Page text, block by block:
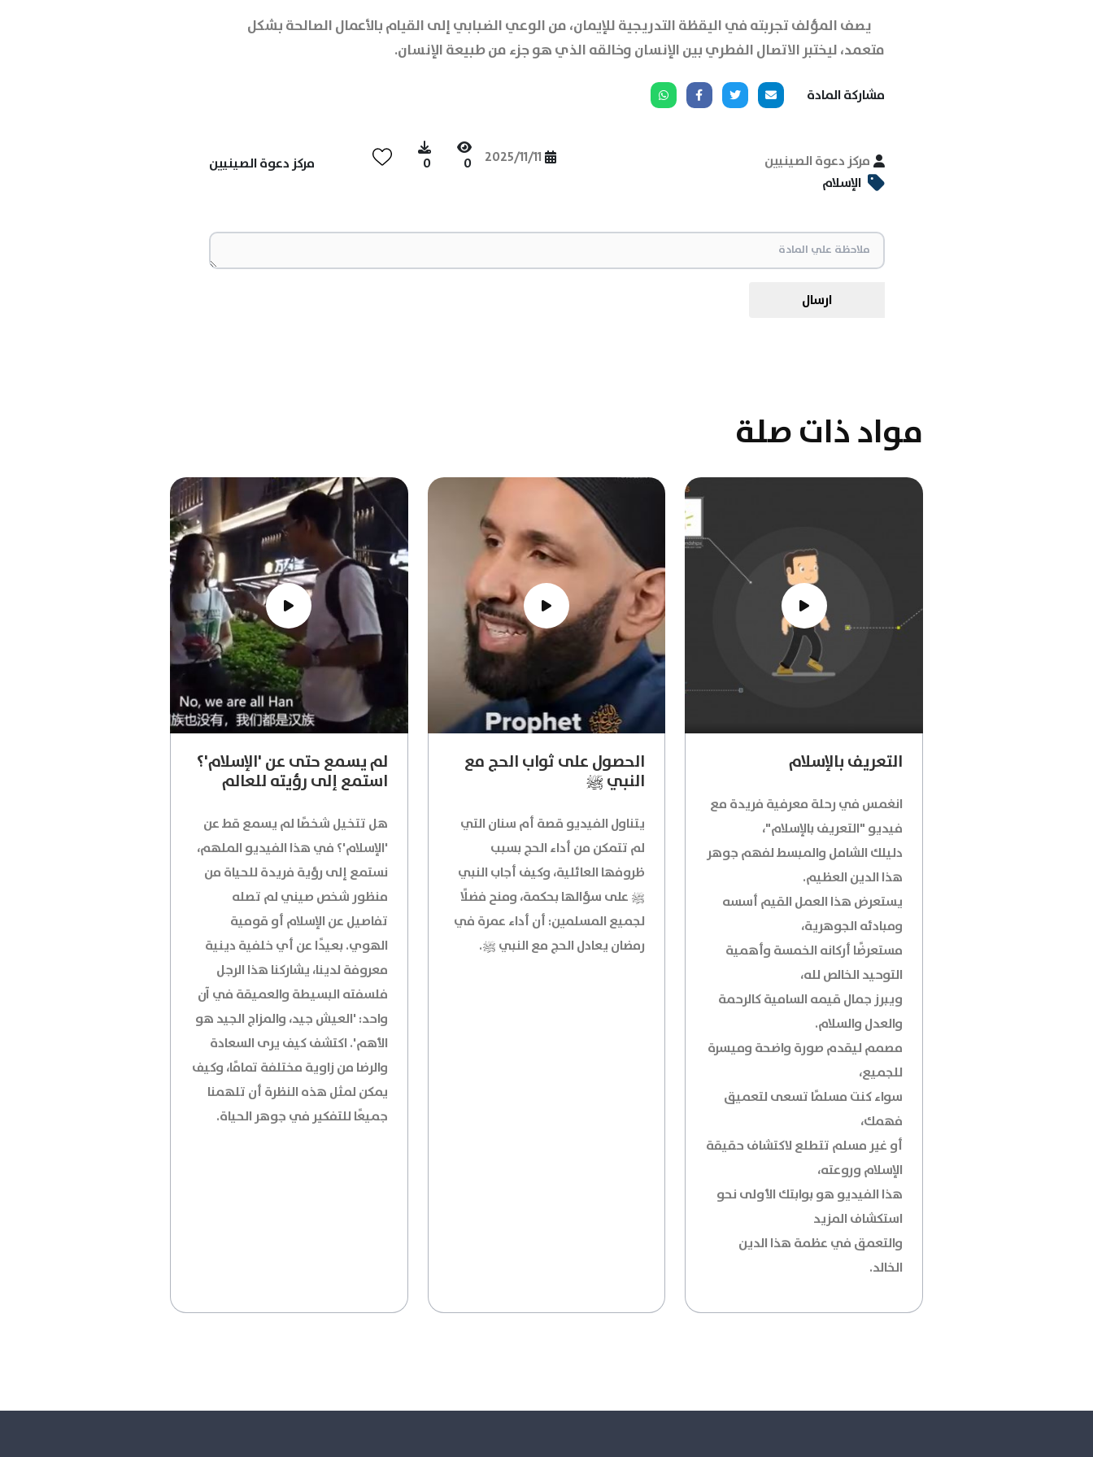
يصف المؤلف تجربته في اليقظة التدريجية للإيمان، من الوعي الضبابي إلى القيام بالأعمال الصالحة بشكل
متعمد، ليختبر الاتصال الفطري بين الإنسان وخالقه الذي هو جزء من طبيعة الإنسان.
مشاركة المادة
مركز دعوة الصينيين 2025/11/11
0
0
مركز دعوة الصينيين
الإسلام
ارسال
مواد ذات صلة
التعريف بالإسلام
انغمس في رحلة معرفية فريدة مع
فيديو "التعريف بالإسلام"،
دليلك الشامل والمبسط لفهم جوهر
هذا الدين العظيم.
يستعرض هذا العمل القيم أسسه
ومبادئه الجوهرية،
مستعرضًا أركانه الخمسة وأهمية
التوحيد الخالص لله،
ويبرز جمال قيمه السامية كالرحمة
والعدل والسلام.
مصمم ليقدم صورة واضحة وميسرة
للجميع،
سواء كنت مسلمًا تسعى لتعميق
فهمك،
أو غير مسلم تتطلع لاكتشاف حقيقة
الإسلام وروعته،
هذا الفيديو هو بوابتك الأولى نحو
استكشاف المزيد
والتعمق في عظمة هذا الدين
الخالد.
الحصول على ثواب الحج مع
النبي ﷺ
يتناول الفيديو قصة أم سنان التي
لم تتمكن من أداء الحج بسبب
ظروفها العائلية، وكيف أجاب النبي
ﷺ على سؤالها بحكمة، ومنح فضلًا
لجميع المسلمين: أن أداء عمرة في
رمضان يعادل الحج مع النبي ﷺ.
لم يسمع حتى عن 'الإسلام'؟
استمع إلى رؤيته للعالم
هل تتخيل شخصًا لم يسمع قط عن
'الإسلام'؟ في هذا الفيديو الملهم،
نستمع إلى رؤية فريدة للحياة من
منظور شخص صيني لم تصله
تفاصيل عن الإسلام أو قومية
الهوي. بعيدًا عن أي خلفية دينية
معروفة لدينا، يشاركنا هذا الرجل
فلسفته البسيطة والعميقة في آن
واحد: 'العيش جيد، والمزاج الجيد هو
الأهم'. اكتشف كيف يرى السعادة
والرضا من زاوية مختلفة تمامًا، وكيف
يمكن لمثل هذه النظرة أن تلهمنا
جميعًا للتفكير في جوهر الحياة.